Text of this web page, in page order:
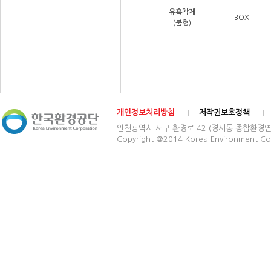
유흡착제
(붐형)
BOX
개인정보처리방침
저작권보호정책
인천광역시 서구 환경로 42 (경서동 종합
Copyright @2014 Korea Environment